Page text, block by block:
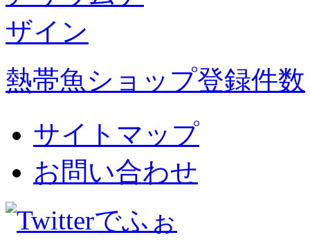
熱帯魚ショップ登録件数
サイトマップ
お問い合わせ